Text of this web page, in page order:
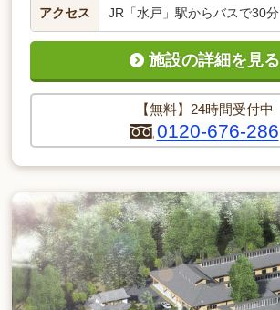
アクセス JR「水戸」駅からバスで30分
【無料】24時間受付中
0120-676-286
施設の詳細を見る